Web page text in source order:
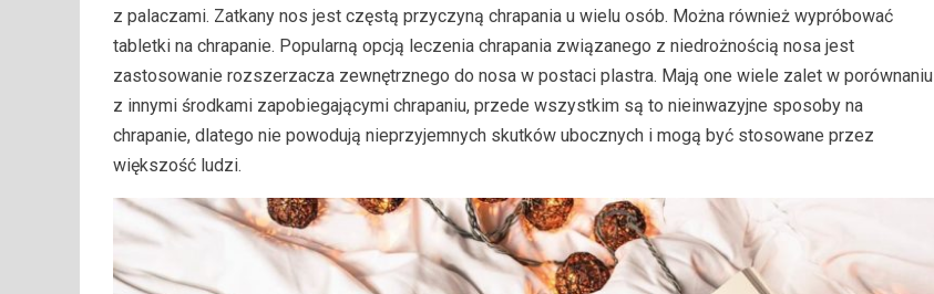
z palaczami. Zatkany nos jest częstą przyczyną chrapania u wielu osób. Można również wypróbować
tabletki na chrapanie. Popularną opcją leczenia chrapania związanego z niedrożnością nosa jest
zastosowanie rozszerzacza zewnętrznego do nosa w postaci plastra. Mają one wiele zalet w porównaniu
z innymi środkami zapobiegającymi chrapaniu, przede wszystkim są to nieinwazyjne sposoby na
chrapanie, dlatego nie powodują nieprzyjemnych skutków ubocznych i mogą być stosowane przez
większość ludzi.